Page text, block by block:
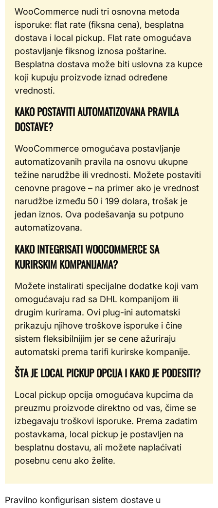
WooCommerce nudi tri osnovna metoda
isporuke: flat rate (fiksna cena), besplatna
dostava i local pickup. Flat rate omogućava
postavljanje fiksnog iznosa poštarine.
Besplatna dostava može biti uslovna za kupce
koji kupuju proizvode iznad određene
vrednosti.
KAKO POSTAVITI AUTOMATIZOVANA PRAVILA
DOSTAVE?
WooCommerce omogućava postavljanje
automatizovanih pravila na osnovu ukupne
težine narudžbe ili vrednosti. Možete postaviti
cenovne pragove – na primer ako je vrednost
narudžbe između 50 i 199 dolara, trošak je
jedan iznos. Ova podešavanja su potpuno
automatizovana.
KAKO INTEGRISATI WOOCOMMERCE SA
KURIRSKIM KOMPANIJAMA?
Možete instalirati specijalne dodatke koji vam
omogućavaju rad sa DHL kompanijom ili
drugim kurirama. Ovi plug-ini automatski
prikazuju njihove troškove isporuke i čine
sistem fleksibilnijim jer se cene ažuriraju
automatski prema tarifi kurirske kompanije.
ŠTA JE LOCAL PICKUP OPCIJA I KAKO JE PODESITI?
Local pickup opcija omogućava kupcima da
preuzmu proizvode direktno od vas, čime se
izbegavaju troškovi isporuke. Prema zadatim
postavkama, local pickup je postavljen na
besplatnu dostavu, ali možete naplaćivati
posebnu cenu ako želite.
Pravilno konfigurisan sistem dostave u